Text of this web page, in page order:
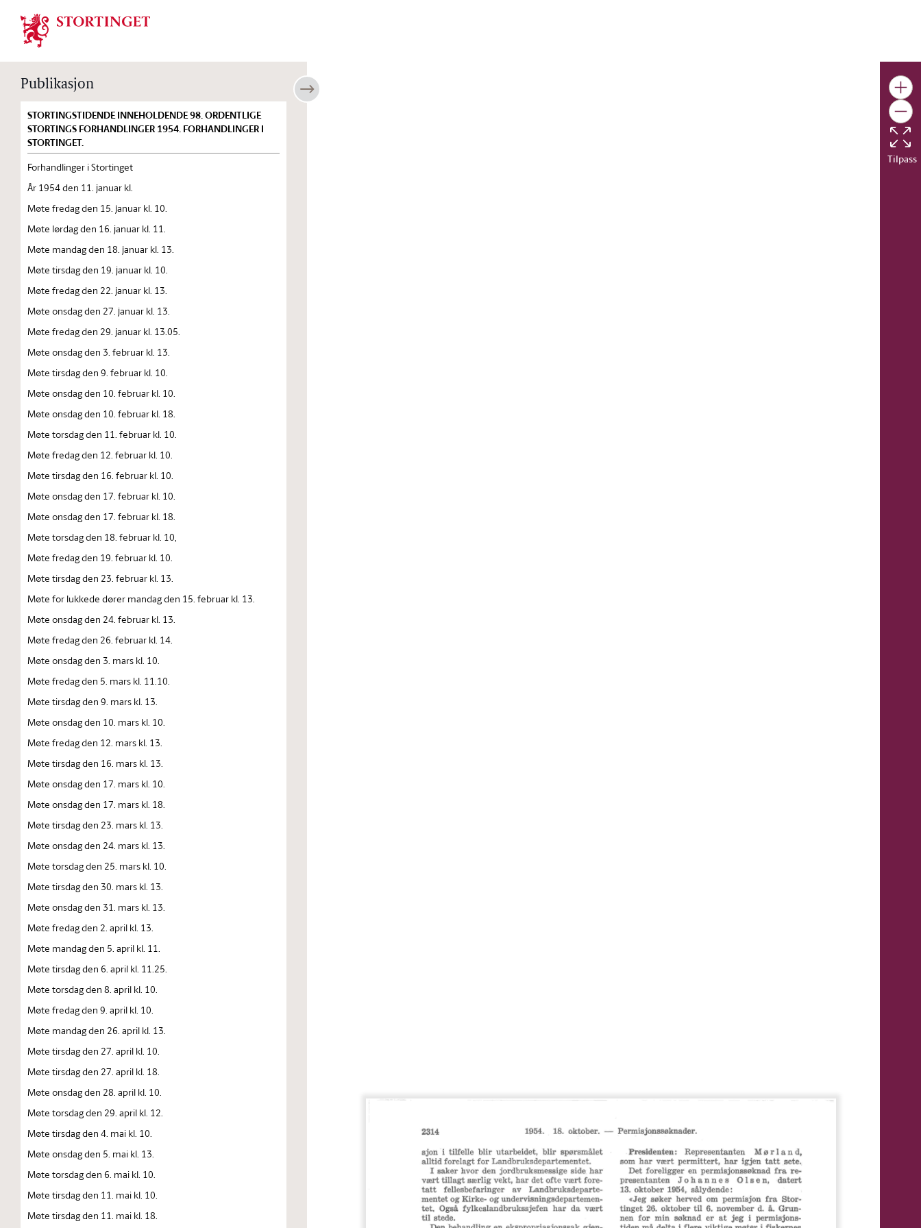
Stortinget.no
Publikasjon
STORTINGSTIDENDE INNEHOLDENDE 98. ORDENTLIGE
STORTINGS FORHANDLINGER 1954. FORHANDLINGER I
STORTINGET.
Forhandlinger i Stortinget
År 1954 den 11. januar kl.
Møte fredag den 15. januar kl. 10.
Møte lørdag den 16. januar kl. 11.
Møte mandag den 18. januar kl. 13.
Møte tirsdag den 19. januar kl. 10.
Møte fredag den 22. januar kl. 13.
Møte onsdag den 27. januar kl. 13.
Møte fredag den 29. januar kl. 13.05.
Møte onsdag den 3. februar kl. 13.
Møte tirsdag den 9. februar kl. 10.
Møte onsdag den 10. februar kl. 10.
Møte onsdag den 10. februar kl. 18.
Møte torsdag den 11. februar kl. 10.
Møte fredag den 12. februar kl. 10.
Møte tirsdag den 16. februar kl. 10.
Møte onsdag den 17. februar kl. 10.
Møte onsdag den 17. februar kl. 18.
Møte torsdag den 18. februar kl. 10,
Møte fredag den 19. februar kl. 10.
Møte tirsdag den 23. februar kl. 13.
Møte for lukkede dører mandag den 15. februar kl. 13.
Møte onsdag den 24. februar kl. 13.
Møte fredag den 26. februar kl. 14.
Møte onsdag den 3. mars kl. 10.
Møte fredag den 5. mars kl. 11.10.
Møte tirsdag den 9. mars kl. 13.
Møte onsdag den 10. mars kl. 10.
Møte fredag den 12. mars kl. 13.
Møte tirsdag den 16. mars kl. 13.
Møte onsdag den 17. mars kl. 10.
Møte onsdag den 17. mars kl. 18.
Møte tirsdag den 23. mars kl. 13.
Møte onsdag den 24. mars kl. 13.
Møte torsdag den 25. mars kl. 10.
Møte tirsdag den 30. mars kl. 13.
Møte onsdag den 31. mars kl. 13.
Møte fredag den 2. april kl. 13.
Møte mandag den 5. april kl. 11.
Møte tirsdag den 6. april kl. 11.25.
Møte torsdag den 8. april kl. 10.
Møte fredag den 9. april kl. 10.
Møte mandag den 26. april kl. 13.
Møte tirsdag den 27. april kl. 10.
Møte tirsdag den 27. april kl. 18.
Møte onsdag den 28. april kl. 10.
Møte torsdag den 29. april kl. 12.
Møte tirsdag den 4. mai kl. 10.
Møte onsdag den 5. mai kl. 13.
Møte torsdag den 6. mai kl. 10.
Møte tirsdag den 11. mai kl. 10.
Møte tirsdag den 11. mai kl. 18.